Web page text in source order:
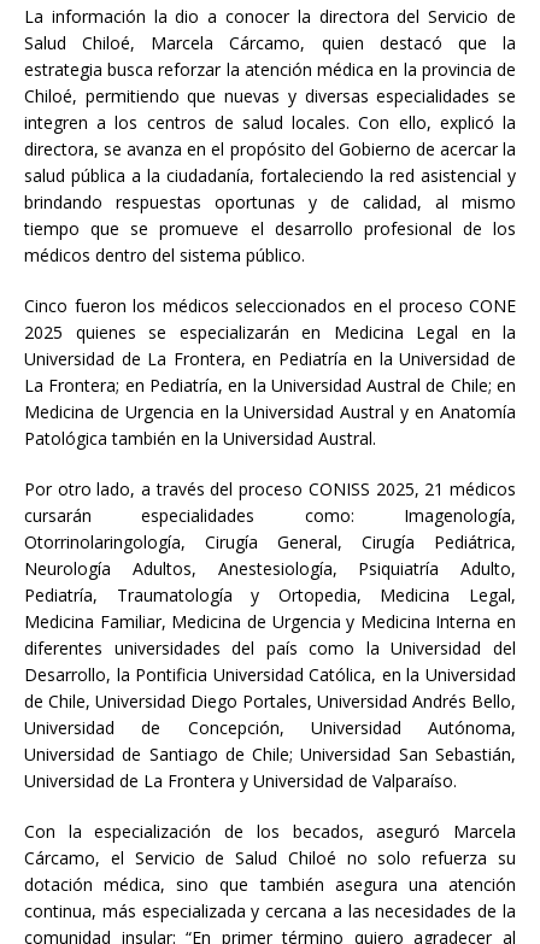
La información la dio a conocer la directora del Servicio de
Salud Chiloé, Marcela Cárcamo, quien destacó que la
estrategia busca reforzar la atención médica en la provincia de
Chiloé, permitiendo que nuevas y diversas especialidades se
integren a los centros de salud locales. Con ello, explicó la
directora, se avanza en el propósito del Gobierno de acercar la
salud pública a la ciudadanía, fortaleciendo la red asistencial y
brindando respuestas oportunas y de calidad, al mismo
tiempo que se promueve el desarrollo profesional de los
médicos dentro del sistema público.
Cinco fueron los médicos seleccionados en el proceso CONE
2025 quienes se especializarán en Medicina Legal en la
Universidad de La Frontera, en Pediatría en la Universidad de
La Frontera; en Pediatría, en la Universidad Austral de Chile; en
Medicina de Urgencia en la Universidad Austral y en Anatomía
Patológica también en la Universidad Austral.
Por otro lado, a través del proceso CONISS 2025, 21 médicos
cursarán especialidades como: Imagenología,
Otorrinolaringología, Cirugía General, Cirugía Pediátrica,
Neurología Adultos, Anestesiología, Psiquiatría Adulto,
Pediatría, Traumatología y Ortopedia, Medicina Legal,
Medicina Familiar, Medicina de Urgencia y Medicina Interna en
diferentes universidades del país como la Universidad del
Desarrollo, la Pontificia Universidad Católica, en la Universidad
de Chile, Universidad Diego Portales, Universidad Andrés Bello,
Universidad de Concepción, Universidad Autónoma,
Universidad de Santiago de Chile; Universidad San Sebastián,
Universidad de La Frontera y Universidad de Valparaíso.
Con la especialización de los becados, aseguró Marcela
Cárcamo, el Servicio de Salud Chiloé no solo refuerza su
dotación médica, sino que también asegura una atención
continua, más especializada y cercana a las necesidades de la
comunidad insular: “En primer término quiero agradecer al